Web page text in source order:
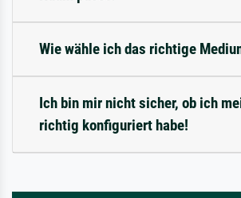
Wie wähle ich das richtige
Ich bin mir nicht sicher, ob ich
richtig konfiguriert habe!